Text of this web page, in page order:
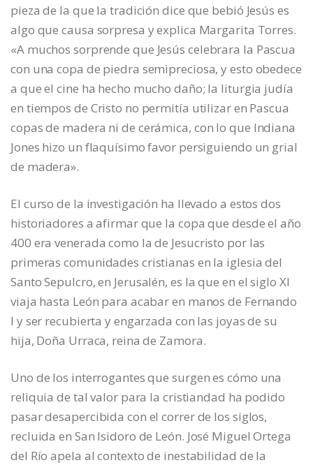
pieza de la que la tradición dice que bebió Jesús es
algo que causa sorpresa y explica Margarita Torres.
«A muchos sorprende que Jesús celebrara la Pascua
con una copa de piedra semipreciosa, y esto obedece
a que el cine ha hecho mucho daño; la liturgia judía
en tiempos de Cristo no permitía utilizar en Pascua
copas de madera ni de cerámica, con lo que Indiana
Jones hizo un flaquísimo favor persiguiendo un grial
de madera».
El curso de la investigación ha llevado a estos dos
historiadores a afirmar que la copa que desde el año
400 era venerada como la de Jesucristo por las
primeras comunidades cristianas en la iglesia del
Santo Sepulcro, en Jerusalén, es la que en el siglo XI
viaja hasta León para acabar en manos de Fernando
I y ser recubierta y engarzada con las joyas de su
hija, Doña Urraca, reina de Zamora.
Uno de los interrogantes que surgen es cómo una
reliquia de tal valor para la cristiandad ha podido
pasar desapercibida con el correr de los siglos,
recluida en San Isidoro de León. José Miguel Ortega
del Río apela al contexto de inestabilidad de la